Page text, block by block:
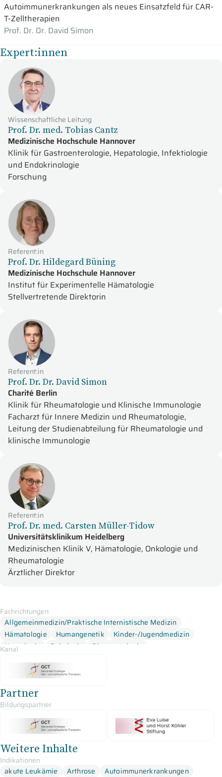
Autoimmunerkrankungen als neues Einsatzfeld für CAR-
T-Zelltherapien
Prof. Dr. Dr. David Simon
Expert:innen
Wissenschaftliche Leitung
Prof. Dr. med. Tobias Cantz
Medizinische Hochschule Hannover
Klinik für Gastroenterologie, Hepatologie, Infektiologie
und Endokrinologie
Forschung
Referent:in
Prof. Dr. Hildegard Büning
Medizinische Hochschule Hannover
Institut für Experimentelle Hämatologie
Stellvertretende Direktorin
Referent:in
Prof. Dr. Dr. David Simon
Charité Berlin
Klinik für Rheumatologie und Klinische Immunologie
Facharzt für Innere Medizin und Rheumatologie,
Leitung der Studienabteilung für Rheumatologie und
klinische Immunologie
Referent:in
Prof. Dr. med. Carsten Müller-Tidow
Universitätsklinikum Heidelberg
Medizinischen Klinik V, Hämatologie, Onkologie und
Rheumatologie
Ärztlicher Direktor
Fachrichtungen
Allgemeinmedizin/Praktische Internistische Medizin
Hämatologie
Humangenetik
Kinder-/Jugendmedizin
Neurologie
Onkologie Rheumatologie
Kanal
Partner
Bildungspartner
Weitere Inhalte
Indikationen
akute Leukämie
Arthrose
Autoimmunerkrankungen